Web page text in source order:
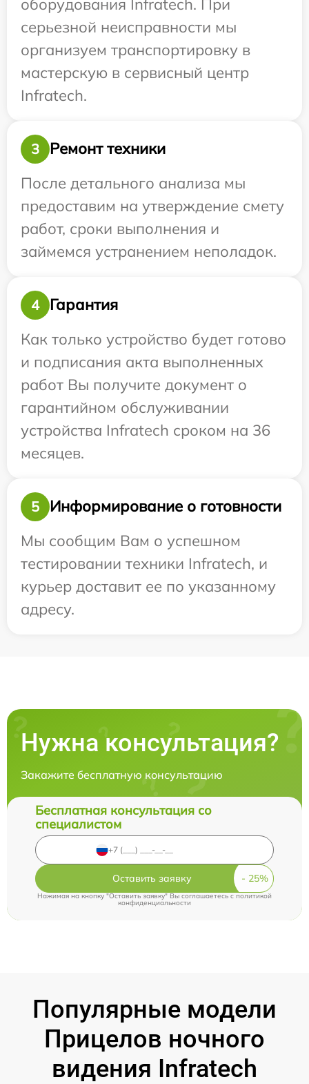
серьезной неисправности мы
организуем транспортировку в
мастерскую в сервисный центр
Infratech.
3
Ремонт техники
После детального анализа мы
предоставим на утверждение смету
работ, сроки выполнения и
займемся устранением неполадок.
4
Гарантия
Как только устройство будет готово
и подписания акта выполненных
работ Вы получите документ о
гарантийном обслуживании
устройства Infratech сроком на 36
месяцев.
5
Информирование о готовности
Мы сообщим Вам о успешном
тестировании техники Infratech, и
курьер доставит ее по указанному
адресу.
Нужна консультация?
Закажите бесплатную консультацию
Бесплатная консультация со
специалистом
Оставить заявку
Нажимая на кнопку "Оставить заявку" Вы соглашаетесь cполитикой
конфиденциальности
Популярные модели
Прицелов ночного
видения Infratech